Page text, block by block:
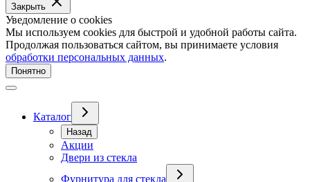
Закрыть
Уведомление о cookies
Мы используем cookies для быстрой и удобной работы сайта.
Продолжая пользоваться сайтом, вы принимаете условия
обработки персональных данных.
Понятно
Каталог
Назад
Акции
Двери из стекла
Фурнитура для стекла